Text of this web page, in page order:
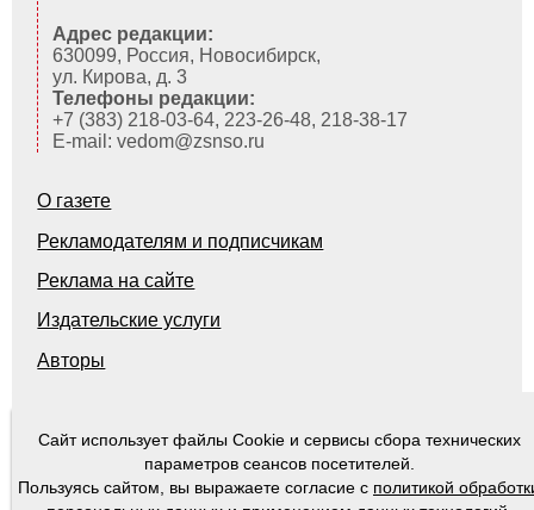
Сайт использует файлы Cookie и сервисы сбора технических
параметров сеансов посетителей.
Пользуясь сайтом, вы выражаете согласие с политикой
Адрес редакции:
630099, Россия, Новосибирск,
ул. Кирова, д. 3
Телефоны редакции:
+7 (383) 218-03-64, 223-26-48, 218-38-17
E-mail: vedom@zsnso.ru
О газете
Рекламодателям и подписчикам
Реклама на сайте
Издательские услуги
Авторы
© 2000-2026
Ведомости Законодательного Собрания Новосибирской области